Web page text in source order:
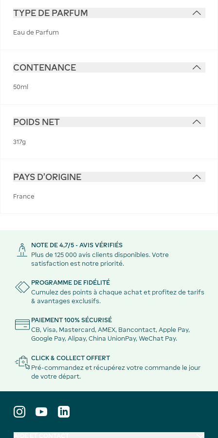
TYPE DE PARFUM
Eau de Parfum
CONTENANCE
50ml
POIDS NET
317g
PAYS D'ORIGINE
France
NOTE DE 4,7/5 - AVIS VÉRIFIÉS
Plus de 125 000 avis clients disponibles. Votre
satisfaction est notre priorité.
PROGRAMME DE FIDÉLITÉ
Cumulez des points à chaque achat et profitez de tarifs
& avantages exclusifs.
PAIEMENT 100% SÉCURISÉ
CB, Visa, Mastercard, AMEX, Bancontact, Apple Pay,
Google Pay, Alipay, China UnionPay, WeChat Pay.
CLICK & COLLECT OFFERT
Pré-commandez et récupérez votre commande le jour
de votre départ.